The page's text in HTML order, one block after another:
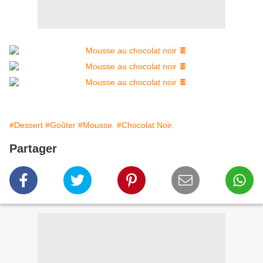
#Dessert #Goûter #Mousse. #Chocolat Noir.
Partager